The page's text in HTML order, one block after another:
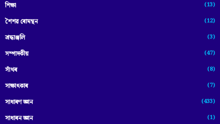
শিক্ষা (13)
শৈশৱ ৰোমন্থন (12)
শ্ৰদ্ধাঞ্জলি (3)
সম্পাদকীয় (47)
সাঁথৰ (8)
সাক্ষাৎকাৰ (7)
সাধাৰণ জ্ঞান (433)
সাধাৰন জ্ঞান (1)